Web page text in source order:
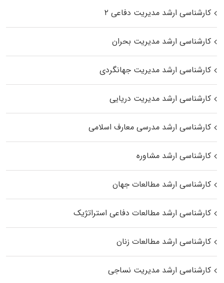
کارشناسی ارشد مدیریت دفاعی ۲
کارشناسی ارشد مدیریت بحران
کارشناسی ارشد مدیریت جهانگردی
کارشناسی ارشد مدیریت دریایی
کارشناسی ارشد مدرسی معارف اسلامی
کارشناسی ارشد مشاوره
کارشناسی ارشد مطالعات جهان
کارشناسی ارشد مطالعات دفاعی استراتژیک
کارشناسی ارشد مطالعات زنان
کارشناسی ارشد مدیریت نساجی